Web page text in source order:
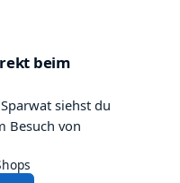
und
beim
siehst du
Besuch von